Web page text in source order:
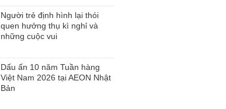
Người trẻ định hình lại thói
quen hưởng thụ kì nghỉ và
những cuộc vui
Dấu ấn 10 năm Tuần hàng
Việt Nam 2026 tại AEON Nhật
Bản